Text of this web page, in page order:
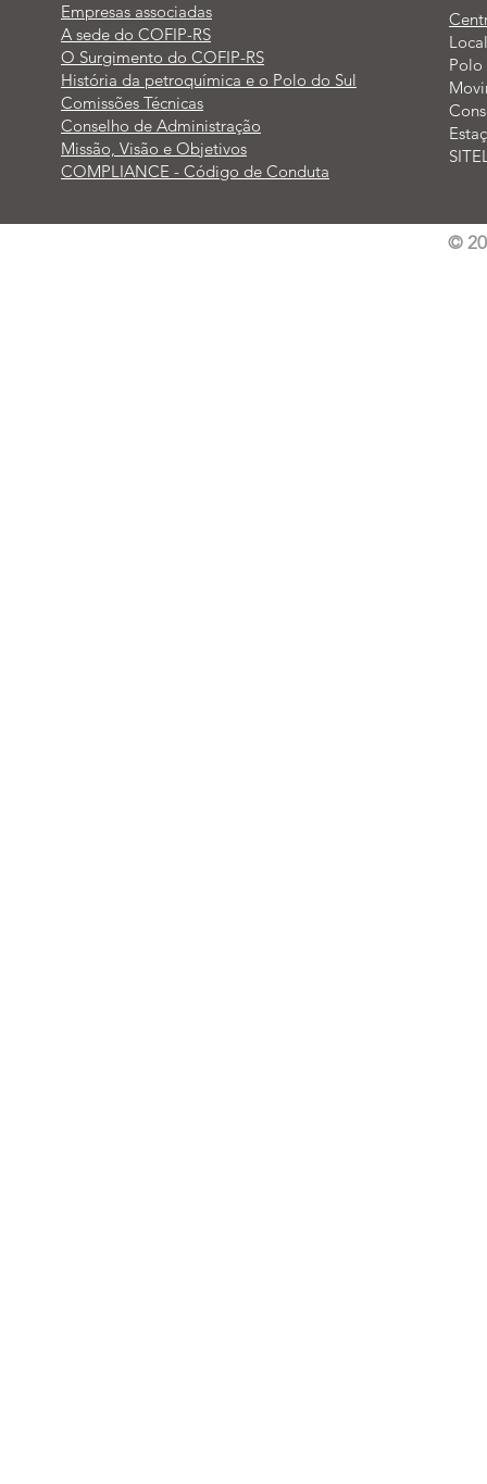
Empresas associadas
A sede do COFIP-RS
O Surgimento do COFIP-RS
História da petroquímica e o Polo do Sul
Comissões Técnicas
Conselho de Administração
Missão, Visão e Objetivos
COMPLIANCE - Código de Conduta
Polo
©